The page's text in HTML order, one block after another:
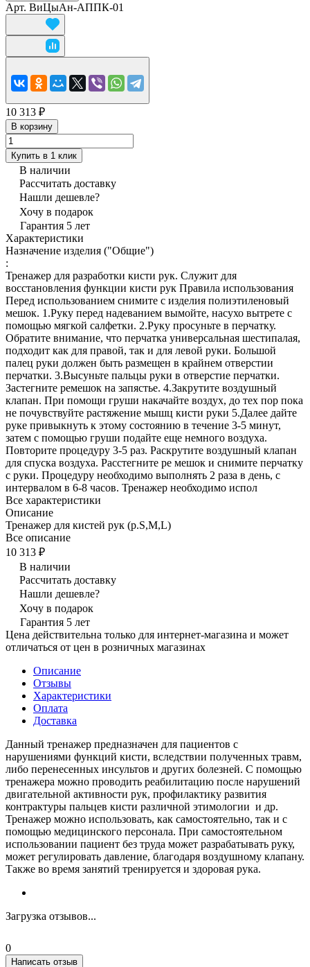
Арт. ВиЦыАн-АППК-01
10 313 ₽
В корзину
Купить в 1 клик
В наличии
Рассчитать доставку
Нашли дешевле?
Хочу в подарок
Гарантия 5 лет
Характеристики
Назначение изделия ("Общие")
:
Тренажер для разработки кисти рук. Служит для
восстановления функции кисти рук Правила использования
Перед использованием снимите с изделия полиэтиленовый
мешок. 1.Руку перед надеванием вымойте, насухо вытрете с
помощью мягкой салфетки. 2.Руку просуньте в перчатку.
Обратите внимание, что перчатка универсальная шестипалая,
подходит как для правой, так и для левой руки. Большой
палец руки должен быть размещен в крайнем отверстии
перчатки. 3.Высуньте пальцы руки в отверстие перчатки.
Застегните ремешок на запястье. 4.Закрутите воздушный
клапан. При помощи груши накачайте воздух, до тех пор пока
не почувствуйте растяжение мышц кисти руки 5.Далее дайте
руке привыкнуть к этому состоянию в течение 3-5 минут,
затем с помощью груши подайте еще немного воздуха.
Повторите процедуру 3-5 раз. Раскрутите воздушный клапан
для спуска воздуха. Расстегните ре мешок и снимите перчатку
с руки. Процедуру необходимо выполнять 2 раза в день, с
интервалом в 6-8 часов. Тренажер необходимо испол
Все характеристики
Описание
Тренажер для кистей рук (р.S,M,L)
Все описание
10 313 ₽
В наличии
Рассчитать доставку
Нашли дешевле?
Хочу в подарок
Гарантия 5 лет
Цена действительна только для интернет-магазина и может
отличаться от цен в розничных магазинах
Описание
Отзывы
Характеристики
Оплата
Доставка
Данный тренажер предназначен для пациентов с
нарушениями функций кисти, вследствии полученных травм,
либо перенесенных инсультов и других болезней. С помощью
тренажера можно проводить реабилитацию после нарушений
двигательной активности рук, профилактику развития
контрактуры пальцев кисти различной этимологии и др.
Тренажер можно использовать, как самостоятельно, так и с
помощью медицинского персонала. При самостоятельном
использовании пациент без труда может разрабатывать руку,
может регулировать давление, благодаря воздушному клапану.
Также во время занятий тренируется и здоровая рука.
Загрузка отзывов...
0
Написать отзыв